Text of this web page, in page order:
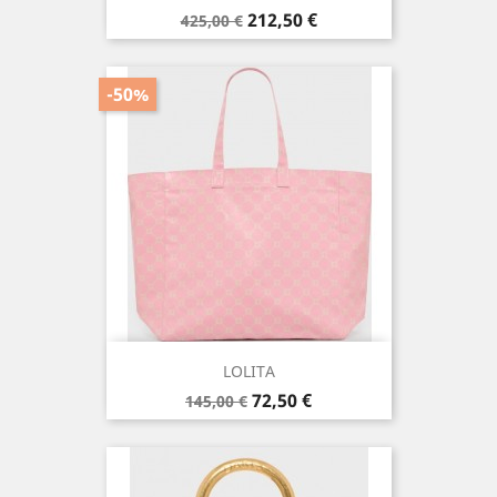
Prix
de
425,00 € Prix
212,50 €
LOLITA
Prix
de
145,00 €
-50%
Prix
72,50 €